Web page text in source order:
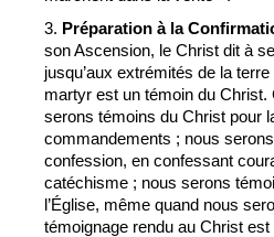
3. Préparation à la
son Ascension, le Christ dit à
jusqu’aux extrémités de la terre
martyr est un témoin du Christ.
serons témoins du Christ pour
commandements ; nous
confession, en confessant
catéchisme ; nous serons
l’Église, même quand nous
témoignage rendu au Christ